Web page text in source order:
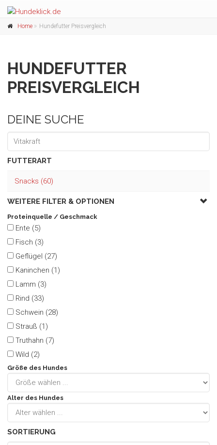
Home Hundefutter Preisvergleich
HUNDEFUTTER
PREISVERGLEICH
DEINE SUCHE
FUTTERART
Snacks (60)
WEITERE FILTER & OPTIONEN
Proteinquelle / Geschmack
Ente (5)
Fisch (3)
Geflügel (27)
Kaninchen (1)
Lamm (3)
Rind (33)
Schwein (28)
Strauß (1)
Truthahn (7)
Wild (2)
Größe des Hundes
Alter des Hundes
SORTIERUNG